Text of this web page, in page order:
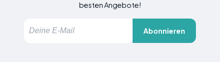
besten Angebote!
Abonnieren